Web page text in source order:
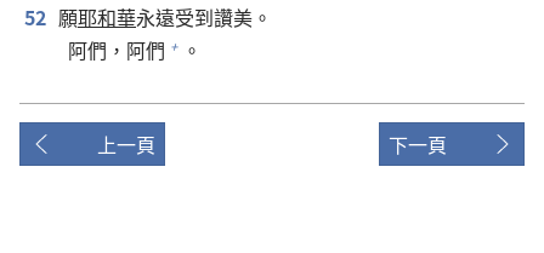
52 願耶和華永遠受到讚美。
阿們，阿們 + 。
上一頁 下一頁